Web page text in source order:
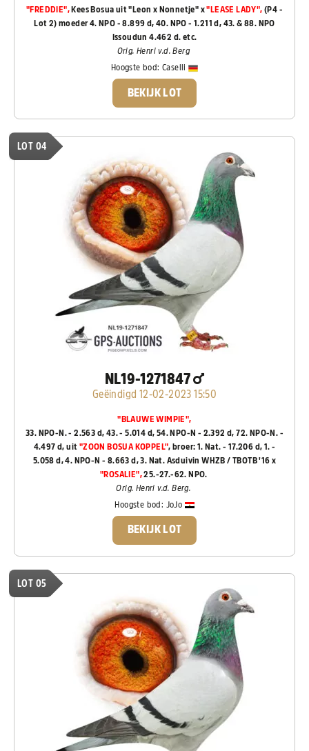
"FREDDIE",Kees Bosua uit "Leon x Nonnetje" x"LEASE LADY", (P4 -
Lot 2) moeder 4. NPO - 8.899 d, 40. NPO - 1.211 d, 43. & 88. NPO
Issoudun 4.462 d. etc.
Orig. Henri v.d. Berg
Hoogste bod: Caselli
BEKIJK LOT
LOT 04
NL19-1271847
Geëindigd 12-02-2023 15:50
"BLAUWE WIMPIE",
33. NPO-N. - 2.563 d, 43. - 5.014 d, 54. NPO-N - 2.392 d, 72. NPO-N. -
4.497 d, uit "ZOON BOSUA KOPPEL", broer: 1. Nat. - 17.206 d, 1. -
5.058 d, 4. NPO-N - 8.663 d, 3. Nat. Asduivin WHZB / TBOTB '16 x
"ROSALIE",25.-27.-62. NPO.
Orig. Henri v.d. Berg.
Hoogste bod: JoJo
BEKIJK LOT
LOT 05